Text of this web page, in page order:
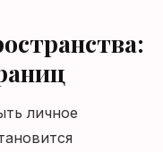
личное